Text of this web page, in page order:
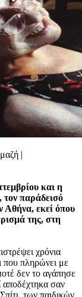
|
και η
τον παράδεισό
Αθήνα, εκεί όπου
της, στη
χρόνια
που πληρώνει με
δεν το αγάπησε
αποδέχτηκα σαν
των παιδικών